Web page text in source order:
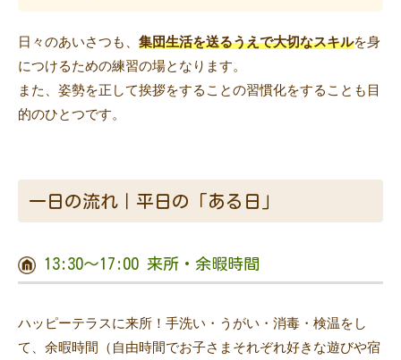
日々のあいさつも、 集団生活を送るうえで大切なスキルを身
につけるための練習の場となります。
また、姿勢を正して挨拶をすることの習慣化をすることも目
的のひとつです。
一日の流れ｜平日の「ある日」
13:30〜17:00 来所・余暇時間
ハッピーテラスに来所！手洗い・うがい・消毒・検温をし
て、余暇時間（自由時間でお子さまそれぞれ好きな遊びや宿